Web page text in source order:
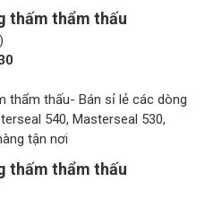
thấm thẩm thấu
thẩm thấu- Bán sỉ lẻ các dòng
540, Masterseal 530,
tận nơi
thấm thẩm thấu